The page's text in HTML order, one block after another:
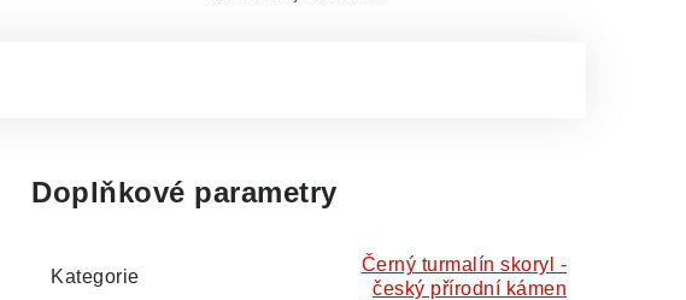
Doplňkové parametry
Kategorie
Černý turmalín skoryl -
český přírodní kámen